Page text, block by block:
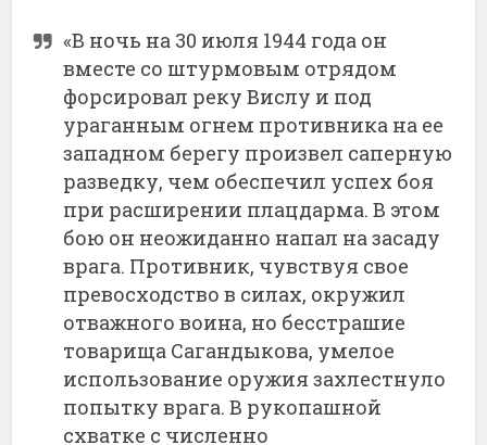
«В ночь на 30 июля 1944 года он
вместе со штурмовым отрядом
форсировал реку Вислу и под
ураганным огнем противника на ее
западном берегу произвел саперную
разведку, чем обеспечил успех боя
при расширении плацдарма. В этом
бою он неожиданно напал на засаду
врага. Противник, чувствуя свое
превосходство в силах, окружил
отважного воина, но бесстрашие
товарища Сагандыкова, умелое
использование оружия захлестнуло
попытку врага. В рукопашной
схватке с численно